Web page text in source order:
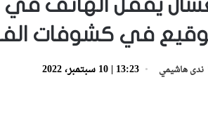
يقفل الهاتف
في كشوفات
ندى هاشيمي 13:23 | 10 سبتمبر، 2022